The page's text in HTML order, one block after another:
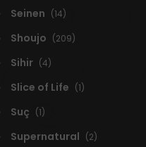
Seinen (14)
Shoujo (209)
Sihir (4)
Slice of Life (1)
Suç (1)
Supernatural (2)